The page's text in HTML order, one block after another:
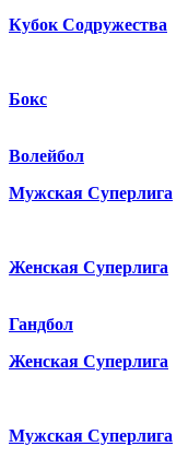
Кубок Содружества
Бокс
Волейбол
Мужская Суперлига
Женская Суперлига
Гандбол
Женская Суперлига
Мужская Суперлига